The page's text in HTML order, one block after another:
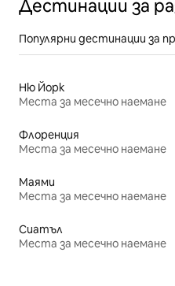
Дестинации за
Популярни дестинации за
Ню Йорк
Места за месечно наемане
Флоренция
Места за месечно наемане
Маями
Места за месечно наемане
Сиатъл
Места за месечно наемане